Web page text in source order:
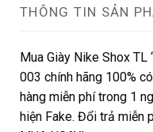
THÔNG TIN SẢN
Mua Giày Nike Shox TL
003 chính hãng 100%
hàng miễn phí trong 1
hiện Fake. Đổi trả miễn